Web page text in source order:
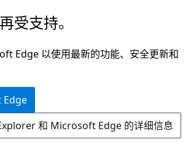
受支持。
Edge 以使用最新的功能、安全更新和
和 Microsoft Edge 的详细信息